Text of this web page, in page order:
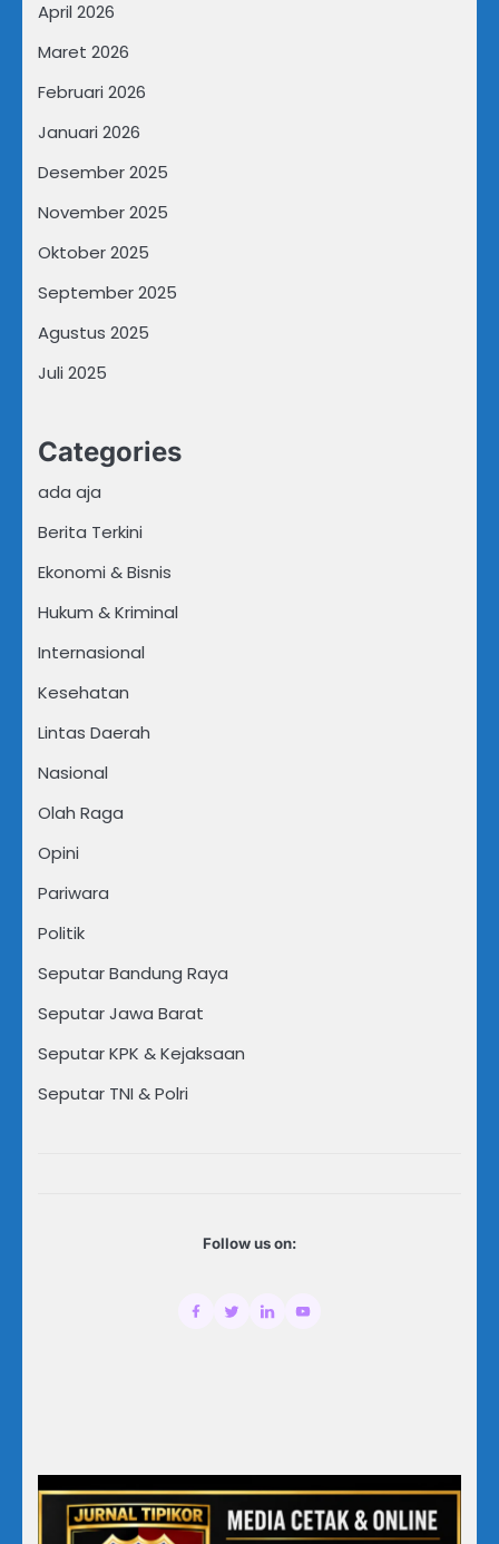
April 2026
Maret 2026
Februari 2026
Januari 2026
Desember 2025
November 2025
Oktober 2025
September 2025
Agustus 2025
Juli 2025
Categories
ada aja
Berita Terkini
Ekonomi & Bisnis
Hukum & Kriminal
Internasional
Kesehatan
Lintas Daerah
Nasional
Olah Raga
Opini
Pariwara
Politik
Seputar Bandung Raya
Seputar Jawa Barat
Seputar KPK & Kejaksaan
Seputar TNI & Polri
Follow us on: